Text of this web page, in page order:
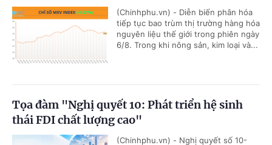
(Chinhphu.vn) - Diễn biến phân hóa
tiếp tục bao trùm thị trường hàng hóa
nguyên liệu thế giới trong phiên ngày
6/8. Trong khi nông sản, kim loại và...
Tọa đàm "Nghị quyết 10: Phát triển hệ sinh
thái FDI chất lượng cao"
(Chinhphu.vn) - Nghị quyết số 10-